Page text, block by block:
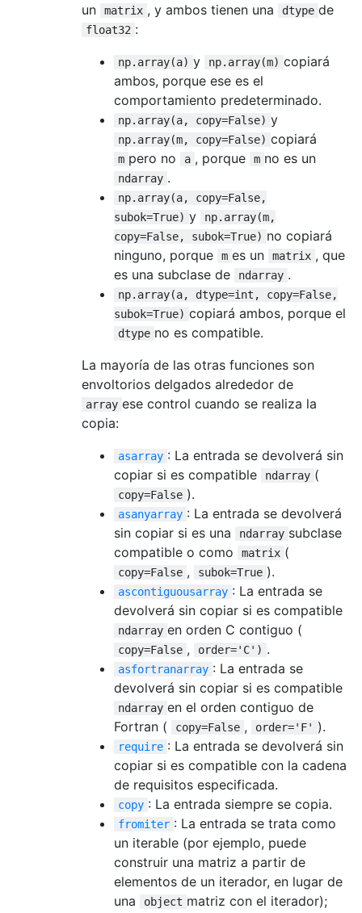
un
matrix , y ambos tienen una dtype de
float32 :
np.array(a) y np.array(m) copiará
ambos, porque ese es el
comportamiento predeterminado.
np.array(a, copy=False) y
np.array(m, copy=False) copiará
m pero no a , porque m no es un
ndarray .
np.array(a, copy=False,
subok=True) y
np.array(m,
copy=False, subok=True) no copiará
ninguno, porque
m es un matrix , que
es una subclase de
ndarray .
np.array(a, dtype=int, copy=False,
subok=True) copiará ambos, porque el
dtype no es compatible.
La mayoría de las otras funciones son
envoltorios delgados alrededor de
array ese control cuando se realiza la
copia:
asarray : La entrada se devolverá sin
copiar si es compatible
ndarray (
copy=False ).
asanyarray : La entrada se devolverá
sin copiar si es una
ndarray subclase
compatible o como
matrix (
copy=False , subok=True ).
ascontiguousarray : La entrada se
devolverá sin copiar si es compatible
ndarray en orden C contiguo (
copy=False , order='C') .
asfortranarray : La entrada se
devolverá sin copiar si es compatible
ndarray en el orden contiguo de
Fortran (
copy=False , order='F' ).
require : La entrada se devolverá sin
copiar si es compatible con la cadena
de requisitos especificada.
copy : La entrada siempre se copia.
fromiter : La entrada se trata como
un iterable (por ejemplo, puede
construir una matriz a partir de
elementos de un iterador, en lugar de
una
object matriz con el iterador);